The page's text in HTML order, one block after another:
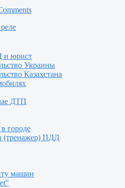
юрист
Украины
Казахстана
ДТП
городе
(тренажер) ПДД
машин